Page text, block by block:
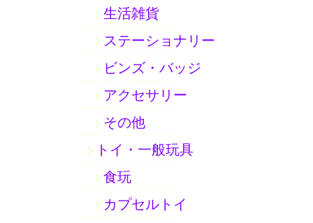
生活雑貨
ステーショナリー
ビンズ・バッジ
アクセサリー
その他
トイ・一般玩具
食玩
カプセルトイ